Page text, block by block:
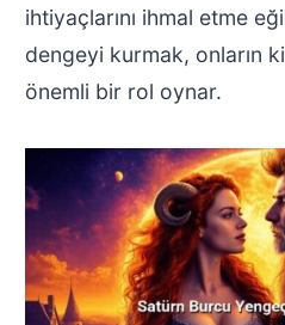
ihtiyaçlarını ihmal etme
dengeyi kurmak, onların
önemli bir rol oynar.